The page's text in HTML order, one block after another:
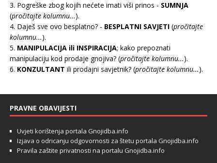
3. Pogreške zbog kojih nećete imati viši prinos - SUMNJA
(pročitajte kolumnu...).
4. Daješ sve ovo besplatno? - BESPLATNI SAVJETI (pročitajte
kolumnu...).
5. MANIPULACIJA ili INSPIRACIJA; kako prepoznati
manipulaciju kod prodaje gnojiva? (pročitajte kolumnu...).
6. KONZULTANT ili prodajni savjetnik? (pročitajte kolumnu...).
PRAVNE OBAVIJESTI
Uvjeti korištenja portala Gnojidba.info
Izjava o odricanju odgovornosti za štetu portala Gnojidba.info
Pravila zaštite privatnosti na portalu Gnojidba.info